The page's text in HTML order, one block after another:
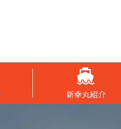
新幸丸紹介